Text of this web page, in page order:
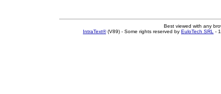
Best viewed with any
IntraText®(V89) - Some rights reserved by EuloTech SRL -